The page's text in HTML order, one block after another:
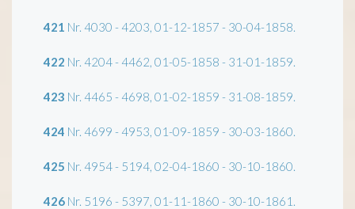
421 Nr. 4030 - 4203, 01-12-1857 - 30-04-1858.
422 Nr. 4204 - 4462, 01-05-1858 - 31-01-1859.
423 Nr. 4465 - 4698, 01-02-1859 - 31-08-1859.
424 Nr. 4699 - 4953, 01-09-1859 - 30-03-1860.
425 Nr. 4954 - 5194, 02-04-1860 - 30-10-1860.
426 Nr. 5196 - 5397, 01-11-1860 - 30-10-1861.